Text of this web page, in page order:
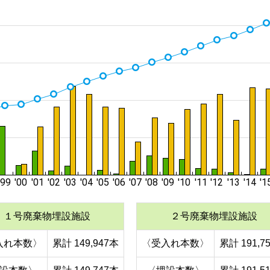
１号廃棄物埋設施設
本数〉 累計 149,947本
２号廃棄物埋設施設
〈受入れ本数〉 累計